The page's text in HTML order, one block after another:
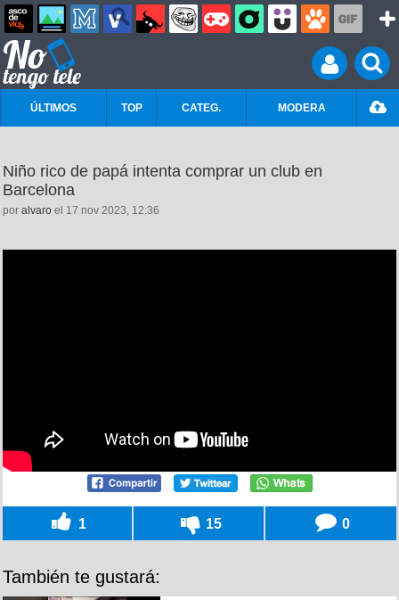
ÚLTIMOS TOP CATEG. MODERA
Niño rico de papá intenta comprar un club en
Barcelona
por alvaro el 17 nov 2023, 12:36
1 15 0
También te gustará: